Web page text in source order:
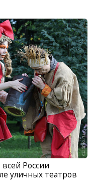
России
уличных театров